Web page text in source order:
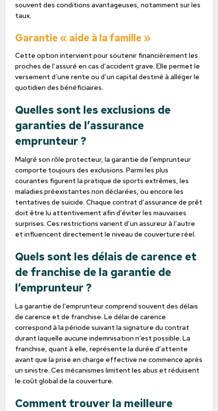
souvent des conditions avantageuses, notamment sur les
taux.
Garantie « aide à la famille »
Cette option intervient pour soutenir financièrement les
proches de l’assuré en cas d’accident grave. Elle permet le
versement d’une rente ou d’un capital destiné à alléger le
quotidien des bénéficiaires.
Quelles sont les exclusions de
garanties de l’assurance
emprunteur ?
Malgré son rôle protecteur, la garantie de l’emprunteur
comporte toujours des exclusions. Parmi les plus
courantes figurent la pratique de sports extrêmes, les
maladies préexistantes non déclarées, ou encore les
tentatives de suicide. Chaque contrat d’assurance de prêt
doit être lu attentivement afin d’éviter les mauvaises
surprises. Ces restrictions varient d’un assureur à l’autre
et influencent directement le niveau de couverture réel.
Quels sont les délais de carence et
de franchise de la garantie de
l’emprunteur ?
La garantie de l’emprunteur comprend souvent des délais
de carence et de franchise. Le délai de carence
correspond à la période suivant la signature du contrat
durant laquelle aucune indemnisation n’est possible. La
franchise, quant à elle, représente la durée d’attente
avant que la prise en charge effective ne commence après
un sinistre. Ces mécanismes limitent les abus et réduisent
le coût global de la couverture.
Comment trouver la meilleure